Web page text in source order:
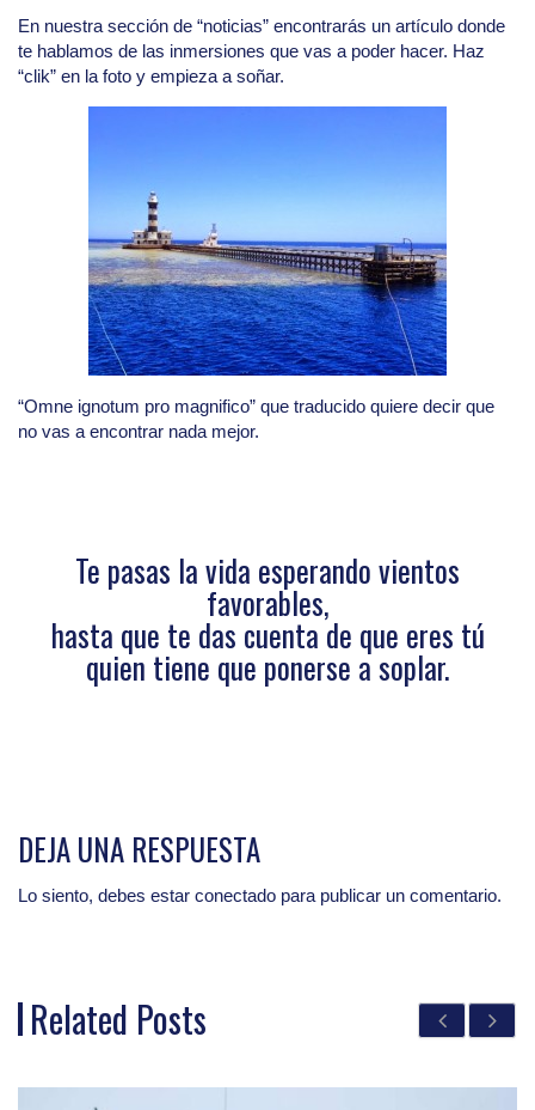
En nuestra sección de “noticias” encontrarás un artículo donde
te hablamos de las inmersiones que vas a poder hacer. Haz
“clik” en la foto y empieza a soñar.
“Omne ignotum pro magnifico” que traducido quiere decir que
no vas a encontrar nada mejor.
Te pasas la vida esperando vientos
favorables,
hasta que te das cuenta de que eres tú
quien tiene que ponerse a soplar.
DEJA UNA RESPUESTA
Lo siento, debes estar conectado para publicar un comentario.
Related Posts